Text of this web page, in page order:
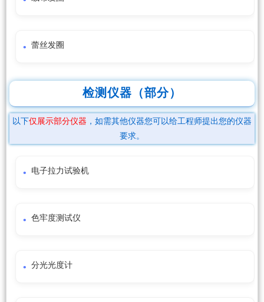
蕾丝发圈
检测仪器（部分）
以下仅展示部分仪器 ，如需其他仪器您可以给工程师提出您的仪器
要求。
电子拉力试验机
色牢度测试仪
分光光度计